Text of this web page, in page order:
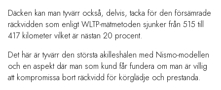
Däcken kan man tyvärr också, delvis, tacka för den försämrade
räckvidden som enligt WLTP-mätmetoden sjunker från 515 till
417 kilometer vilket är nästan 20 procent.
Det här är tyvärr den största akilleshälen med Nismo-modellen
och en aspekt där man som kund får fundera om man är villig
att kompromissa bort räckvidd för körglädje och prestanda.